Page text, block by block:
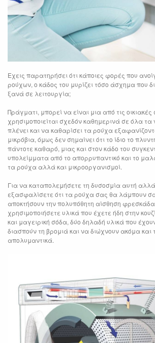
Εχεις παρατηρήσει ότι κάποιες φορές που
ρούχων, ο κάδος του μυρίζει τόσο άσχημα που
ξανά σε λειτουργία;
Πράγματι, μπορεί να είναι μια από τις
χρησιμοποιείται σχεδόν καθημερινά σε όλα τα
πλένει και να καθαρίσει τα ρούχα
μικρόβια, όμως δεν σημαίνει ότι το ίδιο το
πάντοτε καθαρό, μιας και στον κάδο του
υπολείμματα από το απορρυπαντικό και το
τα ρούχα αλλά και μικροοργανισμοί.
Για να καταπολεμήσετε τη δυσοσμία αυτή
εξασφαλίσετε ότι τα ρούχα σας θα λάμπουν
αποκτήσουν την πολυπόθητη αίσθηση
χρησιμοποιήσετε υλικά που έχετε ήδη στην
και μαγειρική σόδα, δύο δηλαδή υλικά που
διασπούν τη βρομιά και να διώχνουν ακόμα και
απολυμαντικά.